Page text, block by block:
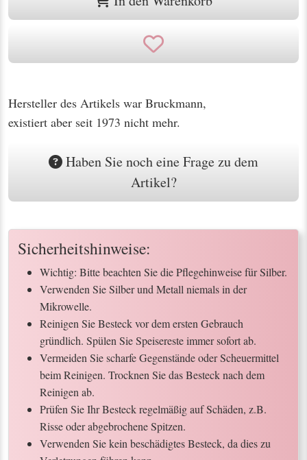
Hersteller des Artikels war Bruckmann,
existiert aber seit 1973 nicht mehr.
Haben Sie noch eine Frage zu dem
Artikel?
Sicherheitshinweise:
Wichtig: Bitte beachten Sie die Pflegehinweise für Silber.
Verwenden Sie Silber und Metall niemals in der
Mikrowelle.
Reinigen Sie Besteck vor dem ersten Gebrauch
gründlich. Spülen Sie Speisereste immer sofort ab.
Vermeiden Sie scharfe Gegenstände oder Scheuermittel
beim Reinigen. Trocknen Sie das Besteck nach dem
Reinigen ab.
Prüfen Sie Ihr Besteck regelmäßig auf Schäden, z.B.
Risse oder abgebrochene Spitzen.
Verwenden Sie kein beschädigtes Besteck, da dies zu